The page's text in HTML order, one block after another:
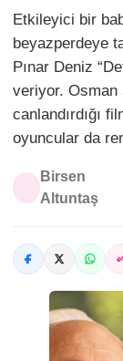
Etkileyici bir
beyazperdeye
Pınar Deniz
veriyor. Osman
canlandırdığı
oyuncular da
Birsen
Altuntaş